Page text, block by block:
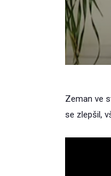
Zeman ve
se zlepšil,